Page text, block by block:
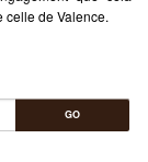
celle de Valence.